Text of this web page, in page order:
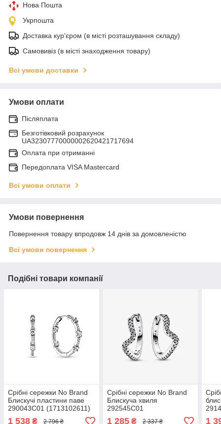
Нова Пошта
Укрпошта
Доставка кур'єром (в місті розташування складу)
Самовивіз (в місті знаходження товару)
Всі умови доставки
Умови оплати
Післяплата
Безготівковий розрахунок
UA32307770000002620421717694
Оплата при отриманні
Передоплата VISA Mastercard
Всі умови оплати
Умови повернення
Повернення товару впродовж 14 днів за домовленістю
Всі умови повернення
Подібні товари компанії
Срібні сережки No Brand
Блискучі пластини паве
290043C01 (1713102611)
1 538 ₴ 2 796 ₴
Срібні сережки No Brand
Блискуча хвиля
292545C01
1 285₴ 2 337 ₴ 1